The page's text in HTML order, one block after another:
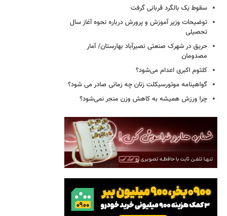
سقوط یک بالگرد قربانی گرفت
توضیحات وزیر آموزش و پرورش درباره نحوه آغاز سال
تحصیلی
حریق در شهرک صنعتی نصیرآباد بهارستان/ آمار
مصدومان
کلثوم اکبری اعدام می‌شود؟
گواهینامه موتورسیکلت زنان چه زمانی صادر می شود؟
چرا ورزش همیشه به کاهش وزن منجر نمی‌شود؟